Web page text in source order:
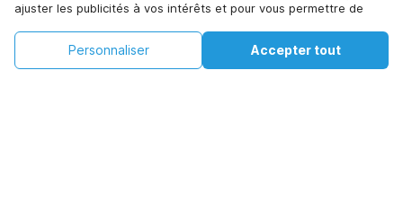
ajuster les publicités à vos intérêts et pour vous permettre de
Accepter, vous acceptez de le faire. Plus d'informations peuvent
être trouvées dans notre
politique de cookie.
Accepter tout
Personnaliser
Cliquez ici pour vous désabonner des offres de Belvilla. Vous
Voir les disponibilités
€177
+
Voir les disponibilités